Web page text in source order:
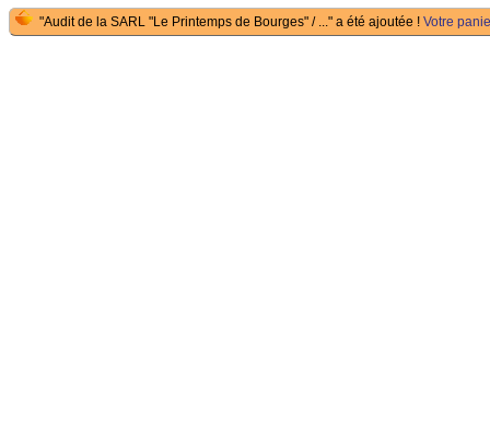
"Audit de la SARL "Le Printemps de Bourges" / ..." a été ajoutée ! Votre